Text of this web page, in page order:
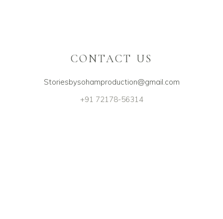
CONTACT US
Storiesbysohamproduction@gmail.com
+91 72178-56314